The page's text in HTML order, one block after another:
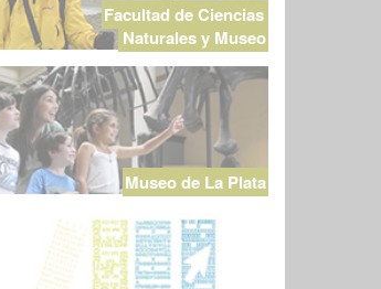
Facultad de Ciencias
Naturales y Museo
Museo de La Plata